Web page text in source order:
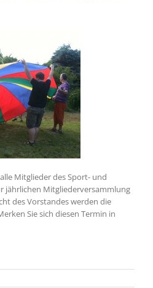
Mitglieder des Sport- und
jährlichen Mitgliederversammlung
des Vorstandes werden die
Sie sich diesen Termin in